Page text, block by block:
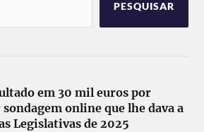
PESQUISAR
em 30 mil euros por
online que lhe dava a
Legislativas de 2025